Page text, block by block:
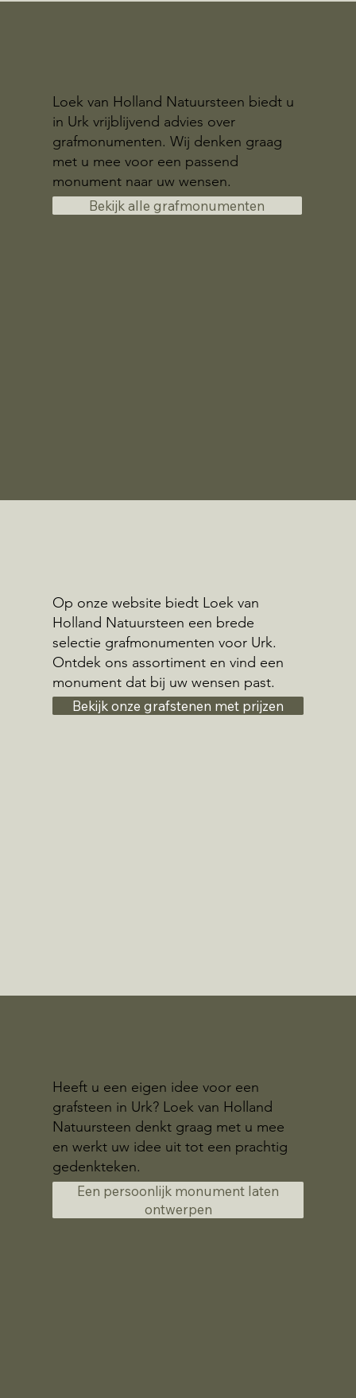
Loek van Holland Natuursteen biedt u
in Urk vrijblijvend advies over
grafmonumenten. Wij denken graag
met u mee voor een passend
monument naar uw wensen.
Bekijk alle grafmonumenten
Op onze website biedt Loek van
Holland Natuursteen een brede
selectie grafmonumenten voor Urk.
Ontdek ons assortiment en vind een
monument dat bij uw wensen past.
Bekijk onze grafstenen met prijzen
Heeft u een eigen idee voor een
grafsteen in Urk? Loek van Holland
Natuursteen denkt graag met u mee
en werkt uw idee uit tot een prachtig
gedenkteken.
Een persoonlijk monument laten
ontwerpen